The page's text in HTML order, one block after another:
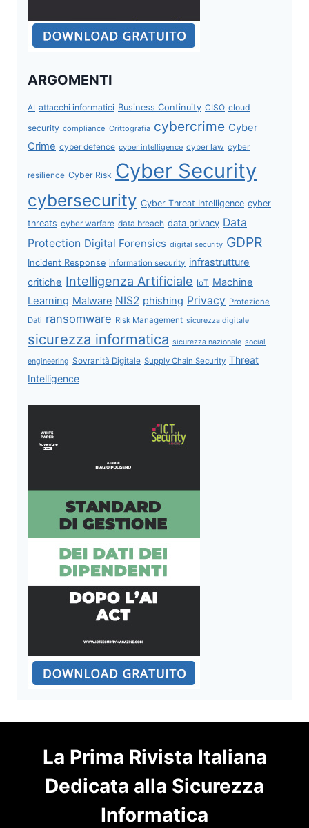
ARGOMENTI
AI attacchi informatici Business Continuity CISO cloud
security compliance Crittografia cybercrime Cyber
Crime cyber defence cyber intelligence cyber law cyber
resilience Cyber Risk Cyber Security
cybersecurity Cyber Threat Intelligence cyber
threats cyber warfare data breach data privacy Data
Protection Digital Forensics digital security GDPR
Incident Response information security infrastrutture
critiche Intelligenza Artificiale IoT Machine
Learning Malware NIS2 phishing Privacy Protezione
Dati ransomware Risk Management sicurezza digitale
sicurezza informatica sicurezza nazionale social
engineering Sovranità Digitale Supply Chain Security Threat
Intelligence
La Prima Rivista Italiana
Dedicata alla Sicurezza
Informatica